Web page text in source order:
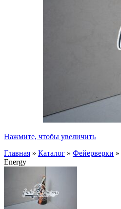
Нажмите, чтобы увеличить
Главная » Каталог » Фейерверки »
Energy